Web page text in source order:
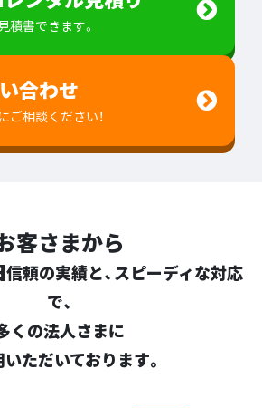
積書できます。
合わせ
ご相談ください！
客さまから
信頼の実績と、スピーディな対応
で、
くの法人さまに
ただいております。